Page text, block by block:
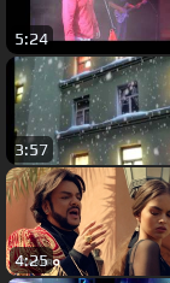
5:24
3:57
4:25